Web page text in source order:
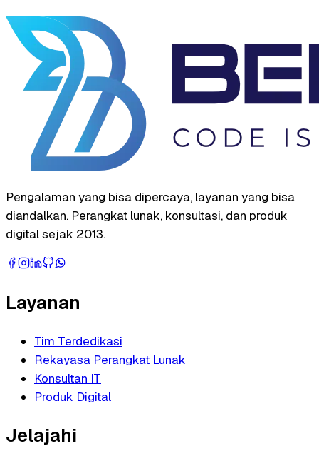
Pengalaman yang bisa dipercaya, layanan yang bisa
diandalkan. Perangkat lunak, konsultasi, dan produk
digital sejak 2013.
Layanan
Tim Terdedikasi
Rekayasa Perangkat Lunak
Konsultan IT
Produk Digital
Jelajahi